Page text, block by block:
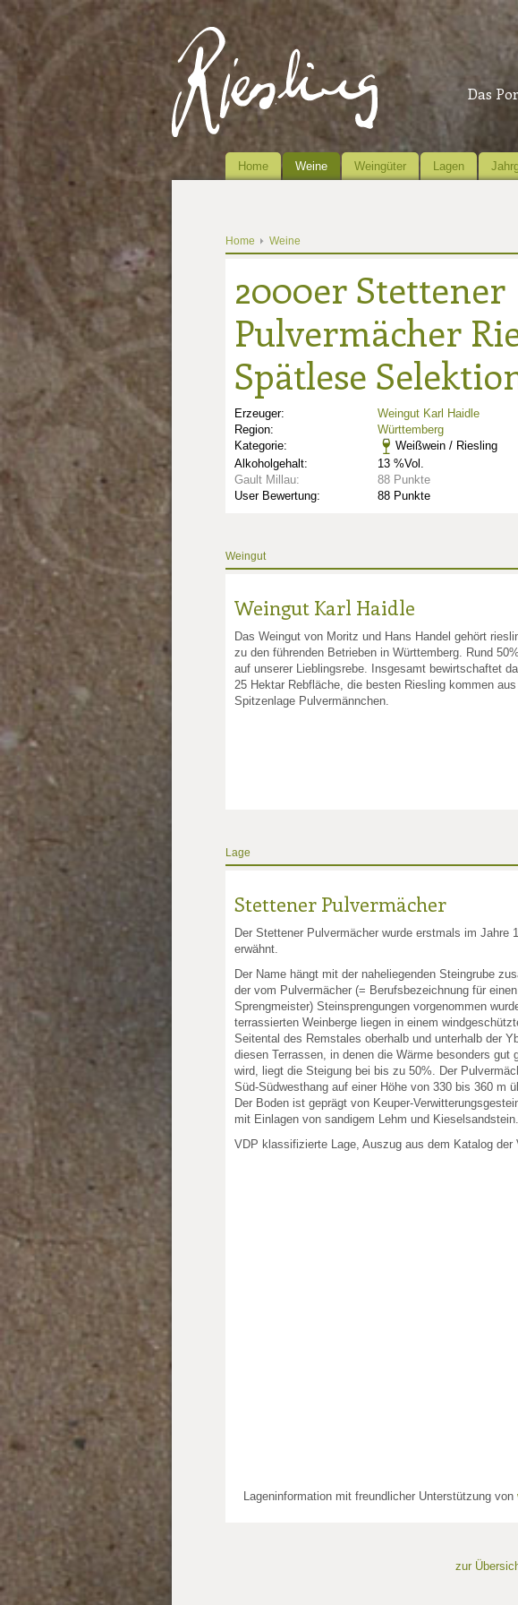
Das
Home Weine Weingüter Lagen
Home Weine
2000er Stettener
Pulvermächer
Spätlese
Erzeuger:
Weingut Karl Haidle
Region:
Württemberg
Kategorie:
Weißwein / Riesling
Alkoholgehalt:
13 %Vol.
Gault Millau:
88 Punkte
User Bewertung:
88 Punkte
Weingut
Weingut Karl Haidle
Das Weingut von Moritz und Hans Handel gehört
zu den führenden Betrieben in Württemberg. Rund
auf unserer Lieblingsrebe. Insgesamt bewirtschaftet
25 Hektar Rebfläche, die besten Riesling kommen
Spitzenlage Pulvermännchen.
Lage
Stettener Pulvermächer
Der Stettener Pulvermächer wurde erstmals im Jahre
erwähnt.
Der Name hängt mit der naheliegenden Steingrube
der vom Pulvermächer (= Berufsbezeichnung für einen
Sprengmeister) Steinsprengungen vorgenommen
terrassierten Weinberge liegen in einem
Seitental des Remstales oberhalb und unterhalb der
diesen Terrassen, in denen die Wärme besonders gut
wird, liegt die Steigung bei bis zu 50%. Der
Süd-Südwesthang auf einer Höhe von 330 bis 360 m
Der Boden ist geprägt von Keuper-
mit Einlagen von sandigem Lehm und Kieselsandstein.
VDP klassifizierte Lage, Auszug aus dem Katalog der
Lageninformation mit freundlicher Unterstützung von
zur
2.752.75
4
Punkte: 4Punkte: 4
Millau Punkte: 4